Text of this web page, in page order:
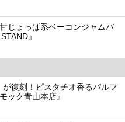
じょっぱ系ベーコンジャムバ
』
復刻！ピスタチオ香るパルフ
ック青山本店』